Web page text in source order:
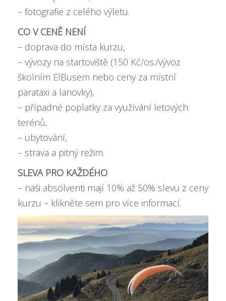
– fotografie z celého výletu.
CO V CENĚ NENÍ
– doprava do místa kurzu,
– vývozy na startoviště (150 Kč/os./vývoz
školním ElBusem nebo ceny za místní
parataxi a lanovky),
– případné poplatky za využívání letových
terénů,
– ubytování,
– strava a pitný režim.
SLEVA PRO KAŽDÉHO
– naši absolventi mají 10% až 50% slevu z ceny
kurzu – klikněte sem pro více informací.